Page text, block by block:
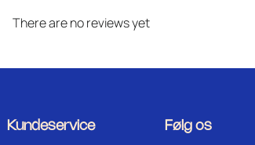
There are no reviews yet
Kundeservice Følg os